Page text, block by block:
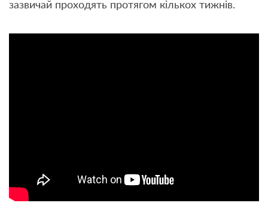
зазвичай проходять протягом кількох тижнів.